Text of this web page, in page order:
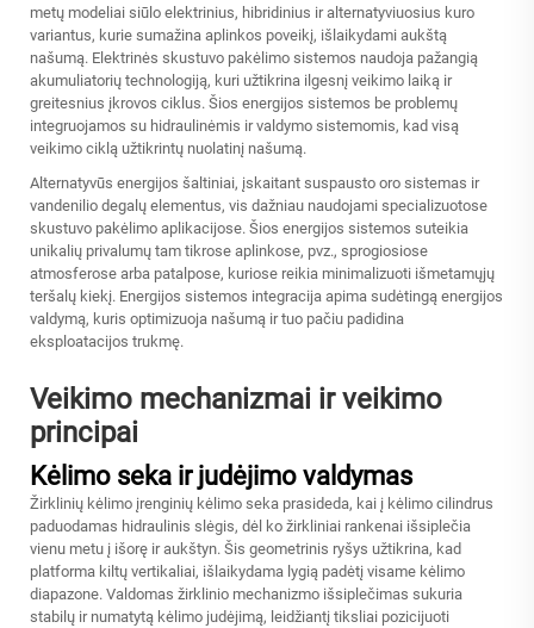
metų modeliai siūlo elektrinius, hibridinius ir alternatyviuosius kuro
variantus, kurie sumažina aplinkos poveikį, išlaikydami aukštą
našumą. Elektrinės skustuvo pakėlimo sistemos naudoja pažangią
akumuliatorių technologiją, kuri užtikrina ilgesnį veikimo laiką ir
greitesnius įkrovos ciklus. Šios energijos sistemos be problemų
integruojamos su hidraulinėmis ir valdymo sistemomis, kad visą
veikimo ciklą užtikrintų nuolatinį našumą.
Alternatyvūs energijos šaltiniai, įskaitant suspausto oro sistemas ir
vandenilio degalų elementus, vis dažniau naudojami specializuotose
skustuvo pakėlimo aplikacijose. Šios energijos sistemos suteikia
unikalių privalumų tam tikrose aplinkose, pvz., sprogiosiose
atmosferose arba patalpose, kuriose reikia minimalizuoti išmetamųjų
teršalų kiekį. Energijos sistemos integracija apima sudėtingą energijos
valdymą, kuris optimizuoja našumą ir tuo pačiu padidina
eksploatacijos trukmę.
Veikimo mechanizmai ir veikimo
principai
Kėlimo seka ir judėjimo valdymas
Žirklinių kėlimo įrenginių kėlimo seka prasideda, kai į kėlimo cilindrus
paduodamas hidraulinis slėgis, dėl ko žirkliniai rankenai išsiplečia
vienu metu į išorę ir aukštyn. Šis geometrinis ryšys užtikrina, kad
platforma kiltų vertikaliai, išlaikydama lygią padėtį visame kėlimo
diapazone. Valdomas žirklinio mechanizmo išsiplečimas sukuria
stabilų ir numatytą kėlimo judėjimą, leidžiantį tiksliai pozicijuoti